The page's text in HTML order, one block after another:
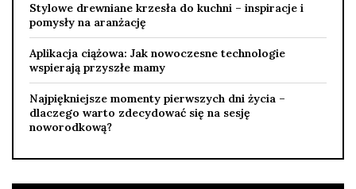
Stylowe drewniane krzesła do kuchni – inspiracje i
pomysły na aranżację
Aplikacja ciążowa: Jak nowoczesne technologie
wspierają przyszłe mamy
Najpiękniejsze momenty pierwszych dni życia –
dlaczego warto zdecydować się na sesję
noworodkową?